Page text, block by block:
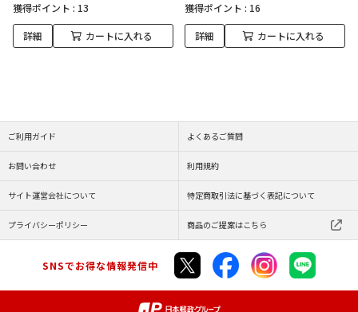
獲得ポイント : 13
詳細 カートに入れる
獲得ポイント : 16
詳細 カートに入れる
ご利用ガイド よくあるご質問
お問い合わせ 利用規約
サイト運営会社について 特定商取引法に基づく表記について
プライバシーポリシー 商品のご提案はこちら
SNSでお得な情報発信中